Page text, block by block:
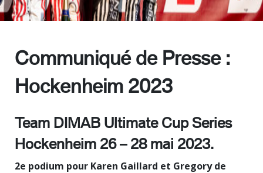
Races
Team
Contact
Communiqué de Presse :
Hockenheim 2023
Team DIMAB Ultimate Cup Series
Hockenheim 26 – 28 mai 2023.
2e podium pour Karen Gaillard et Gregory de